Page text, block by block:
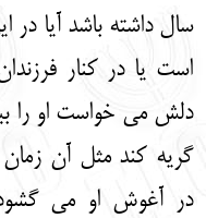
سال داشته باشد آیا
است یا در کنار
دلش می خواست او را
گریه کند مثل آن
در آغوش او می